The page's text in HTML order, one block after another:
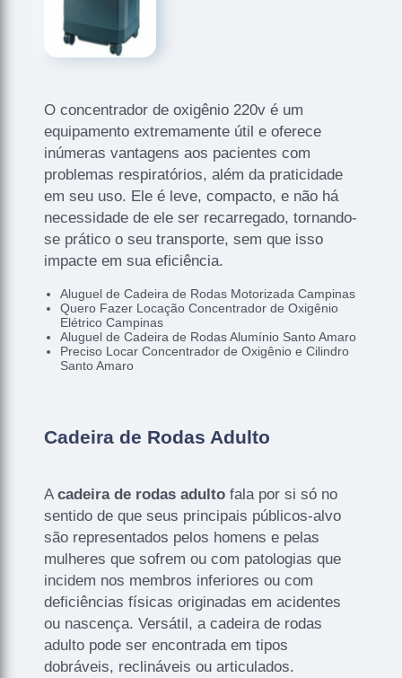
O concentrador de oxigênio 220v é um
equipamento extremamente útil e oferece
inúmeras vantagens aos pacientes com
problemas respiratórios, além da praticidade
em seu uso. Ele é leve, compacto, e não há
necessidade de ele ser recarregado, tornando-
se prático o seu transporte, sem que isso
impacte em sua eficiência.
Aluguel de Cadeira de Rodas Motorizada Campinas
Quero Fazer Locação Concentrador de Oxigênio
Elétrico Campinas
Aluguel de Cadeira de Rodas Alumínio Santo Amaro
Preciso Locar Concentrador de Oxigênio e Cilindro
Santo Amaro
Cadeira de Rodas Adulto
Acadeira de rodas adulto fala por si só no
sentido de que seus principais públicos-alvo
são representados pelos homens e pelas
mulheres que sofrem ou com patologias que
incidem nos membros inferiores ou com
deficiências físicas originadas em acidentes
ou nascença. Versátil, a cadeira de rodas
adulto pode ser encontrada em tipos
dobráveis, reclináveis ou articulados.